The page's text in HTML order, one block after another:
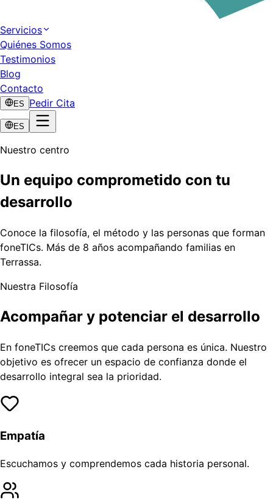
Servicios
Quiénes Somos
Testimonios
Blog
Contacto
ES Pedir Cita
ES
Nuestro centro
Un equipo comprometido con tu
desarrollo
Conoce la filosofía, el método y las personas que forman
foneTICs. Más de 8 años acompañando familias en
Terrassa.
Nuestra Filosofía
Acompañar y potenciar el desarrollo
En foneTICs creemos que cada persona es única. Nuestro
objetivo es ofrecer un espacio de confianza donde el
desarrollo integral sea la prioridad.
Empatía
Escuchamos y comprendemos cada historia personal.